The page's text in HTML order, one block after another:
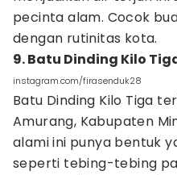
pecinta alam. Cocok
dengan rutinitas kota.
9. Batu Dinding Kilo
instagram.com/firasenduk28
Batu Dinding Kilo Tiga
Amurang, Kabupaten
alami ini punya bentuk
seperti tebing-tebing